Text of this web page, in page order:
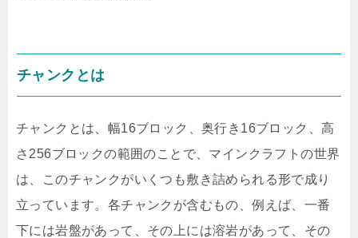
チャンクとは
チャンクとは、幅16ブロック、奥行き16ブロック、高
さ256ブロックの範囲のことで、マインクラフトの世界
は、このチャンクがいくつも敷き詰められる形で成り
立っています。各チャンクが含むもの、例えば、一番
下には岩盤があって、その上には溶岩があって、その